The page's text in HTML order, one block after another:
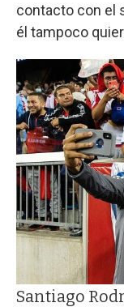
contacto con el
él tampoco
Santiago